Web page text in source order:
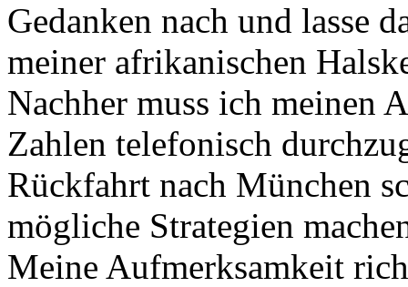
Gedanken nach und lasse
meiner afrikanischen
Nachher muss ich meinen
Zahlen telefonisch
Rückfahrt nach München
mögliche Strategien
Meine Aufmerksamkeit